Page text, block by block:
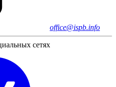
office@ispb.info
сетях